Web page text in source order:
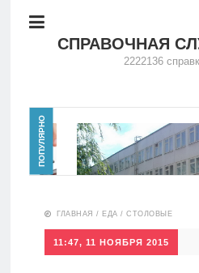
обьявлений
Поиск
Интернет-
магазины
СПРАВОЧНАЯ
2222136
Справка
—
2222136
ПОПУЛЯРНО
ГЛАВНАЯ / ЕДА /СТОЛОВЫЕ
11:47, 11 НОЯБРЯ 2015